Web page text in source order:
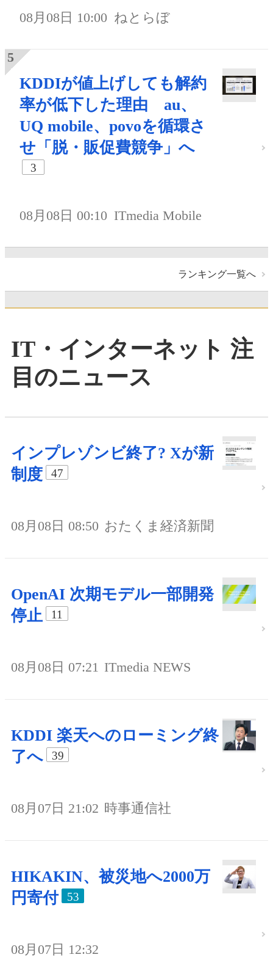
08月08日 10:00 ねとらぼ
KDDIが値上げしても解約
率が低下した理由 au、
UQ mobile、povoを循環さ
せ「脱・販促費競争」へ
3
08月08日 00:10 ITmedia Mobile
ランキング一覧へ
IT・インターネット 注
目のニュース
インプレゾンビ終了? Xが新
制度
47
08月08日 08:50 おたくま経済新聞
OpenAI 次期モデル一部開発
停止
11
08月08日 07:21 ITmedia NEWS
KDDI 楽天へのローミング終
了へ
39
08月07日 21:02 時事通信社
HIKAKIN、被災地へ2000万
円寄付
53
08月07日 12:32